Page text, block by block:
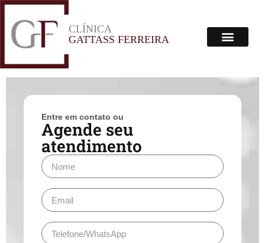
CLÍNICA
GATTASS FERREIRA
Entre em contato ou
Agende seu
atendimento